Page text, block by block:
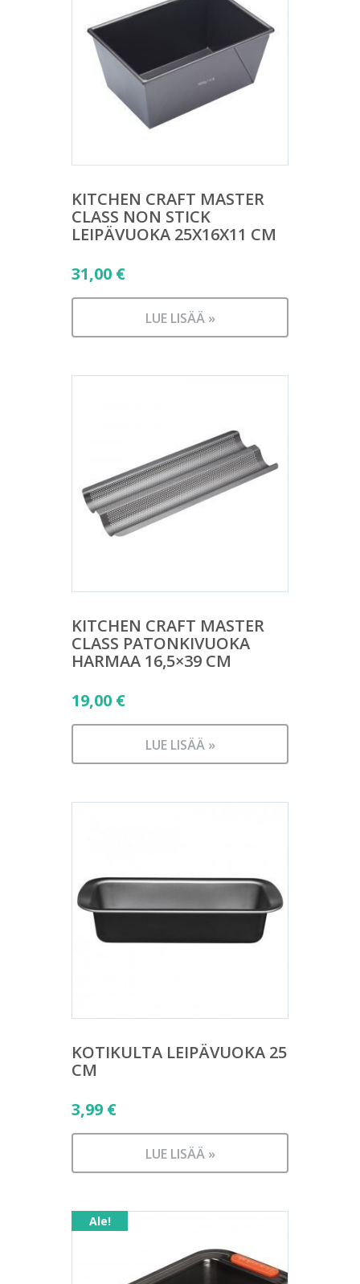
KITCHEN CRAFT MASTER
CLASS NON STICK
LEIPÄVUOKA 25X16X11 CM
31,00 €
LUE LISÄÄ »
KITCHEN CRAFT MASTER
CLASS PATONKIVUOKA
HARMAA 16,5×39 CM
19,00 €
LUE LISÄÄ »
KOTIKULTA LEIPÄVUOKA 25
CM
3,99 €
LUE LISÄÄ »
Ale!